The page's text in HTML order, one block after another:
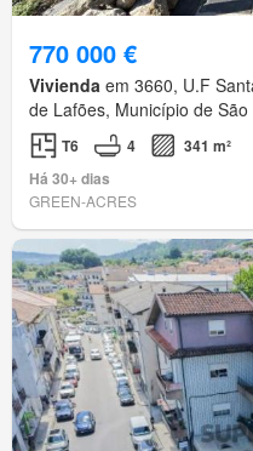
770 000 €
Vivienda em 3660, U.F
de Lafões, Município de
T6 4
341 m²
Há 30+ dias
GREEN-ACRES